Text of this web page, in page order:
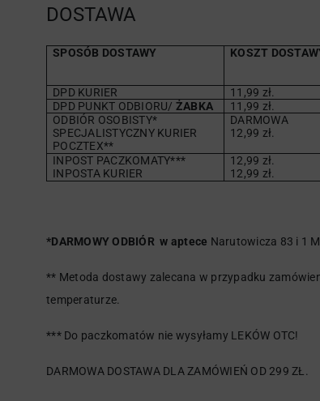
DOSTAWA
SPOSÓB DOSTAWY KOSZT
DPD KURIER 11,99 zł.
DPD PUNKT ODBIORU/ ŻABKA 11,99 zł.
ODBIÓR OSOBISTY*
SPECJALISTYCZNY KURIER
POCZTEX**
DARMOWA
12,99 zł.
INPOST PACZKOMATY***
INPOSTA KURIER
12,99 zł.
12,99 zł.
*DARMOWY ODBIÓR w aptece Narutowicza 83 i 1
** Metoda dostawy zalecana w przypadku
temperaturze.
*** Do paczkomatów nie wysyłamy LEKÓW OTC!
DARMOWA DOSTAWA DLA ZAMÓWIEŃ OD 299 ZŁ.